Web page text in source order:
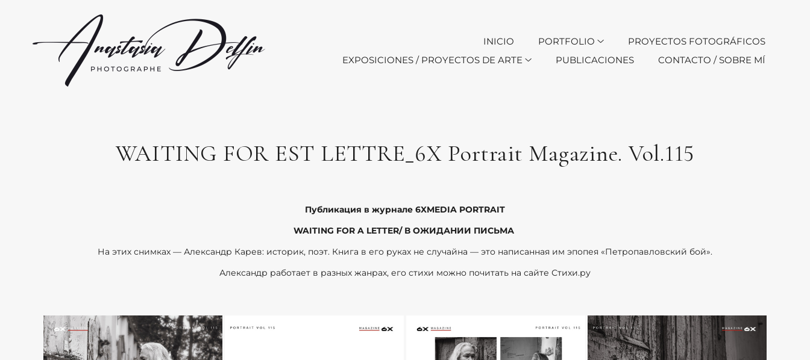
INICIO PORTFOLIO
PROYECTOS FOTOGRÁFICOS
EXPOSICIONES / PROYECTOS DE ARTE
PUBLICACIONES CONTACTO / SOBRE MÍ
WAITING FOR EST LETTRE_6X Portrait Magazine. Vol.115
Публикация в журнале 6XMEDIA PORTRAIT
WAITING FOR A LETTER/ В ОЖИДАНИИ ПИСЬМА
На этих снимках — Александр Карев: историк, поэт. Книга в его руках не случайна — это написанная им эпопея «Петропавловский бой».
Александр работает в разных жанрах, его стихи можно почитать на сайте Стихи.ру